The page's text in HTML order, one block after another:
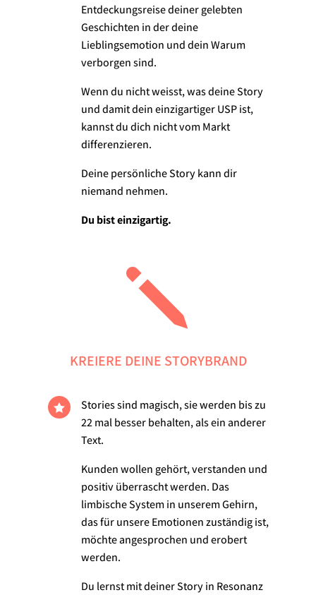
Entdeckungsreise deiner gelebten
Geschichten in der deine
Lieblingsemotion und dein Warum
verborgen sind.
Wenn du nicht weisst, was deine Story
und damit dein einzigartiger USP ist,
kannst du dich nicht vom Markt
differenzieren.
Deine persönliche Story kann dir
niemand nehmen.
Du bist einzigartig.
j
KREIERE DEINE STORYBRAND

Stories sind magisch, sie werden bis zu
22 mal besser behalten, als ein anderer
Text.
Kunden wollen gehört, verstanden und
positiv überrascht werden. Das
limbische System in unserem Gehirn,
das für unsere Emotionen zuständig ist,
möchte angesprochen und erobert
werden.
Du lernst mit deiner Story in Resonanz